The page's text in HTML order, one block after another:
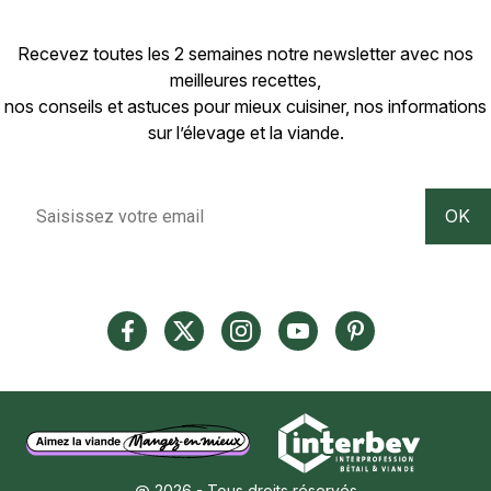
Recevez toutes les 2 semaines notre newsletter avec nos
meilleures recettes,
nos conseils et astuces pour mieux cuisiner, nos informations
sur l’élevage et la viande.